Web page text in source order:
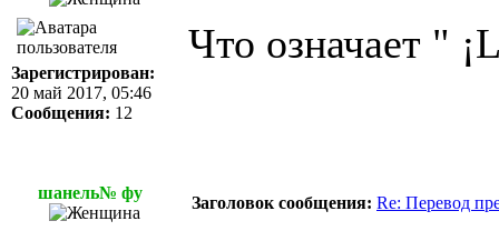
Зарегистрирован:
20 май 2017, 05:46
Сообщения: 12
Что означает "
шанель№ фу
Заголовок сообщения: Re: Перевод